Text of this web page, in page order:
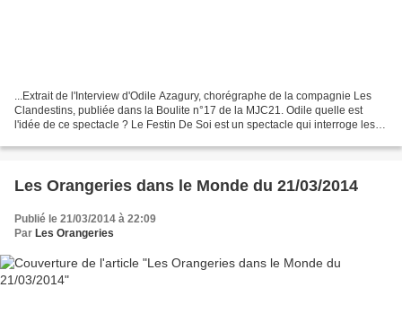
...Extrait de l'Interview d'Odile Azagury, chorégraphe de la compagnie Les
Clandestins, publiée dans la Boulite n°17 de la MJC21. Odile quelle est
l'idée de ce spectacle ? Le Festin De Soi est un spectacle qui interroge les
Les Orangeries dans le Monde du 21/03/2014
Publié le 21/03/2014 à 22:09
Par Les Orangeries